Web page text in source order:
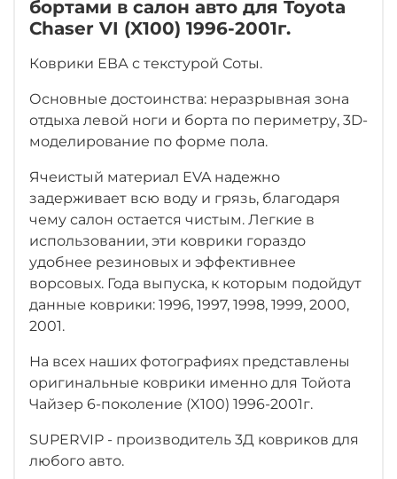
бортами в салон авто для Toyota
Chaser VI (X100) 1996-2001г.
Коврики ЕВА с текстурой Соты.
Основные достоинства: неразрывная зона
отдыха левой ноги и борта по периметру, 3D-
моделирование по форме пола.
Ячеистый материал EVA надежно
задерживает всю воду и грязь, благодаря
чему салон остается чистым. Легкие в
использовании, эти коврики гораздо
удобнее резиновых и эффективнее
ворсовых. Года выпуска, к которым подойдут
данные коврики: 1996, 1997, 1998, 1999, 2000,
2001.
На всех наших фотографиях представлены
оригинальные коврики именно для Тойота
Чайзер 6-поколение (X100) 1996-2001г.
SUPERVIP - производитель 3Д ковриков для
любого авто.